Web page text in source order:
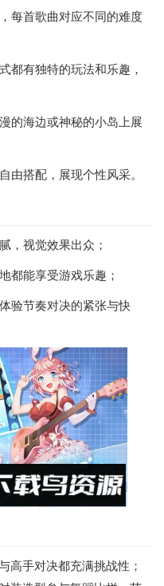
每首歌曲对应不同的难度
都有独特的玩法和乐趣，
的海边或神秘的小岛上展
由搭配，展现个性风采。
，视觉效果出众；
都能享受游戏乐趣；
体验节奏对决的紧张与快
高手对决都充满挑战性；